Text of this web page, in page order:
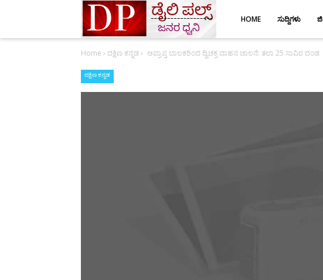
HOME ಸುದ್ದಿಗಳು
Home › ದಕ್ಷಿಣ ಕನ್ನಡ› ಅಪ್ರಾಪ್ತ ಬಾಲಕರಿಂದ ದ್ವಿಚಕ್ರ ವಾಹನ ಚಾಲನೆ: ತಲಾ 25 ಸಾವಿರ ದಂಡ
ದಕ್ಷಿಣ ಕನ್ನಡ